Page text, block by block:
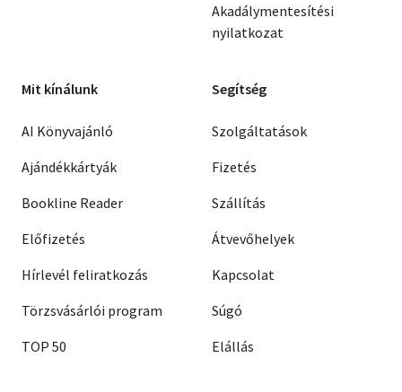
Akadálymentesítési
nyilatkozat
Mit kínálunk
AI Könyvajánló
Ajándékkártyák
Bookline Reader
Előfizetés
Hírlevél feliratkozás
Törzsvásárlói program
TOP 50
Segítség
Szolgáltatások
Fizetés
Szállítás
Átvevőhelyek
Kapcsolat
Súgó
Elállás